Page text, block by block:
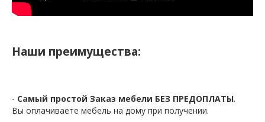
Наши преимущества:
- Самый простой Заказ мебели БЕЗ ПРЕДОПЛАТЫ.
Вы оплачиваете мебель на дому при получении.